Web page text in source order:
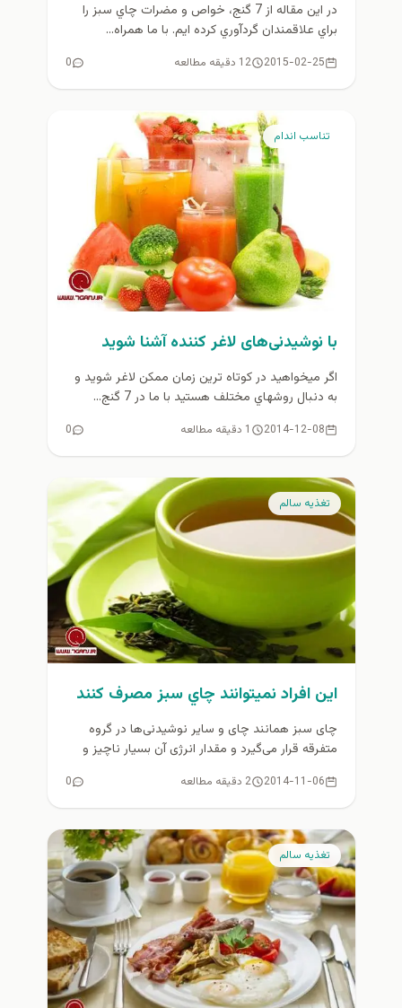
در اين مقاله از 7 گنج، خواص و مضرات چاي سبز را
براي علاقمندان گردآوري كرده ايم. با ما همراه...
2015-02-25 12 دقیقه مطالعه 0
تناسب اندام
با نوشیدنی‌های لاغر كننده آشنا شويد
اگر ميخواهيد در كوتاه ترين زمان ممكن لاغر شويد و
به دنبال روشهاي مختلف هستيد با ما در 7 گنج...
2014-12-08 1 دقیقه مطالعه 0
تغذيه سالم
اين افراد نميتوانند چاي سبز مصرف كنند
چای سبز همانند چای و سایر نوشیدنی‌ها در گروه
متفرقه قرار می‌گیرد و مقدار انرژی آن بسیار ناچیز و
2014-11-06 2 دقیقه مطالعه 0
تغذيه سالم